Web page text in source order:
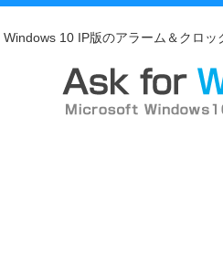
Windows 10 IP版のアラーム＆クロ